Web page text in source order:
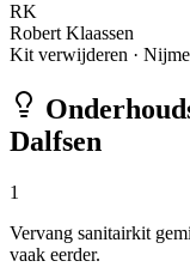
RK
Robert Klaassen
Kit verwijderen ·
Dalfsen
1
Vervang sanitairkit
vaak eerder.